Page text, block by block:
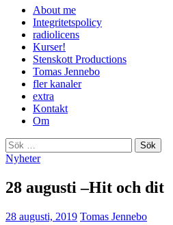
About me
Integritetspolicy
radiolicens
Kurser!
Stenskott Productions
Tomas Jennebo
fler kanaler
extra
Kontakt
Om
Sök
efter:
Nyheter
28 augusti –Hit och dit
28 augusti, 2019 Tomas Jennebo